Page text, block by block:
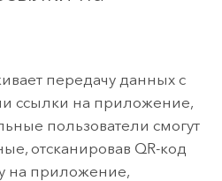
передачу данных с
ссылки на приложение,
пользователи смогут
отсканировав QR-код
на приложение,